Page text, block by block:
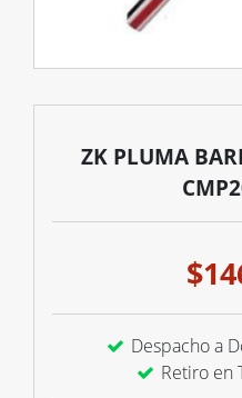
ZK PLUMA
Despacho a
Retiro en